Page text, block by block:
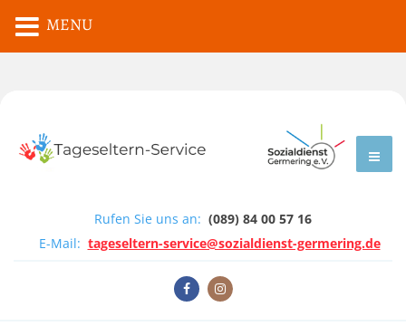
Rufen Sie uns an: (089) 84 00 57 16
E-Mail: tageseltern-service@sozialdienst-germering.de
MENU